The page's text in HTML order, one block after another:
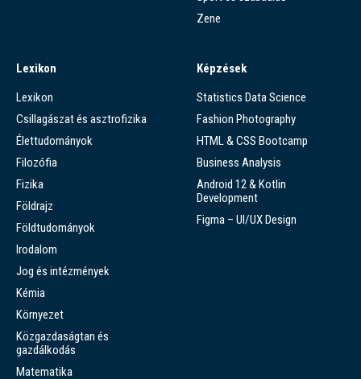
Zene
Lexikon
Lexikon
Csillagászat és asztrofizika
Élettudományok
Filozófia
Fizika
Földrajz
Földtudományok
Irodalom
Jog és intézmények
Kémia
Környezet
Közgazdaságtan és
gazdálkodás
Matematika
Képzések
Statistics Data Science
Fashion Photography
HTML & CSS Bootcamp
Business Analysis
Android 12 & Kotlin
Development
Figma – UI/UX Design